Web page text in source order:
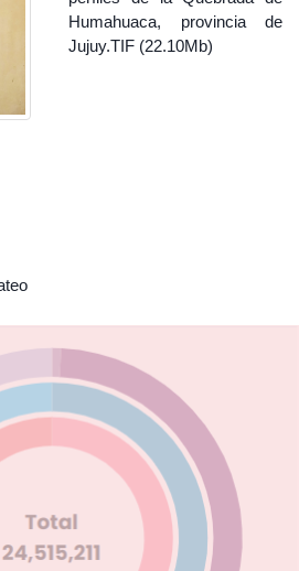
Humahuaca, provincia de
Jujuy.TIF (22.10Mb)